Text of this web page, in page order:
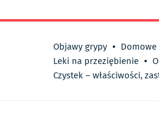
Objawy grypy •
Leki na przeziębienie •
Czystek – właściwości,